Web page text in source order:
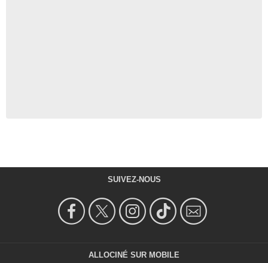
SUIVEZ-NOUS
ALLOCINÉ SUR MOBILE